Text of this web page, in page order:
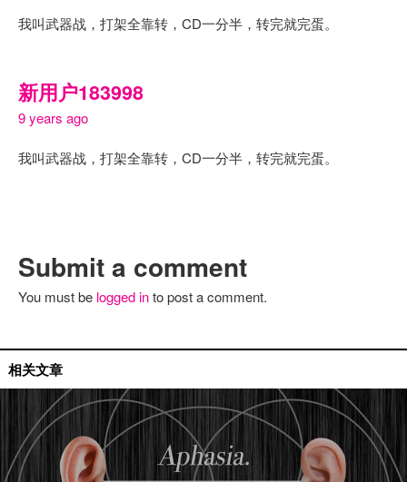
我叫武器战，打架全靠转，CD一分半，转完就完蛋。
新用户183998
9 years ago
我叫武器战，打架全靠转，CD一分半，转完就完蛋。
Submit a comment
You must be logged into post a comment.
相关文章
活动推荐